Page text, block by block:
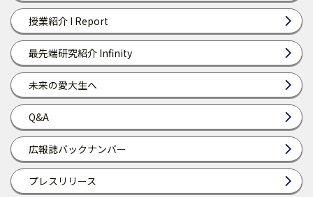
授業紹介 I Report
最先端研究紹介 Infinity
未来の愛大生へ
Q&A
広報誌バックナンバー
プレスリリース